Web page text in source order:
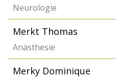
Neurologie
Merkt Thomas
Anästhesie
Merky Dominique